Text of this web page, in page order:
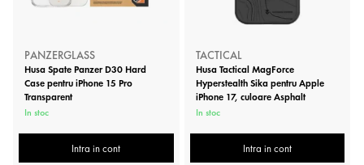
PANZERGLASS
Husa Spate Panzer D30 Hard
Case pentru iPhone 15 Pro
Transparent
In stoc
Intra in cont
TACTICAL
Husa Tactical MagForce
Hyperstealth Sika pentru Apple
iPhone 17, culoare Asphalt
In stoc
Intra in cont